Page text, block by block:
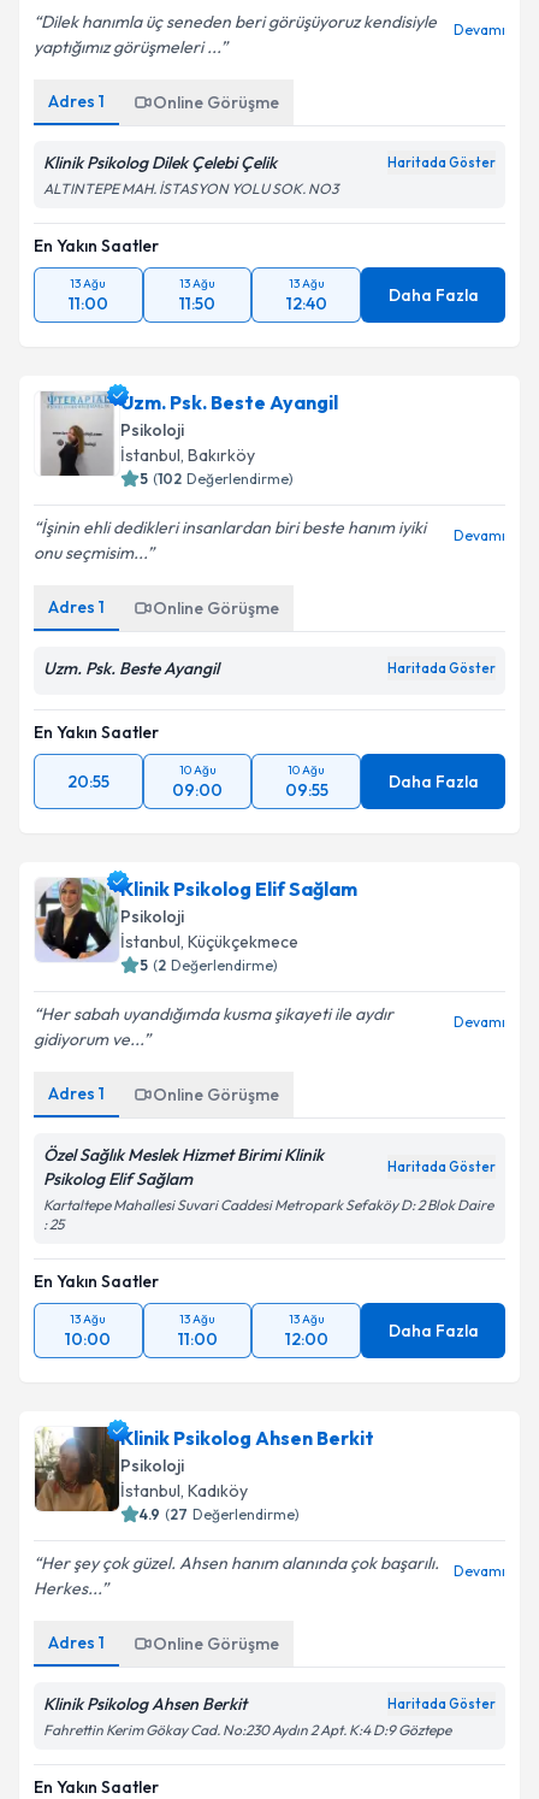
Dilek hanımla üç seneden beri görüşüyoruz kendisiyle
yaptığımız görüşmeleri ...
Devamı
Adres 1 Online Görüşme
Klinik Psikolog Dilek Çelebi Çelik Haritada Göster
ALTINTEPE MAH. İSTASYON YOLU SOK. NO3
En Yakın Saatler
13 Ağu
11:00
13 Ağu
11:50
13 Ağu
12:40 Daha Fazla
Uzm. Psk. Beste Ayangil
Psikoloji
İstanbul, Bakırköy
5 (102 Değerlendirme)
İşinin ehli dedikleri insanlardan biri beste hanım iyiki
onu seçmisim...
Devamı
Adres 1 Online Görüşme
Uzm. Psk. Beste Ayangil Haritada Göster
En Yakın Saatler
20:55
10 Ağu
09:00
10 Ağu
09:55 Daha Fazla
Klinik Psikolog Elif Sağlam
Psikoloji
İstanbul, Küçükçekmece
5 (2 Değerlendirme)
Her sabah uyandığımda kusma şikayeti ile aydır
gidiyorum ve...
Devamı
Adres 1 Online Görüşme
Özel Sağlık Meslek Hizmet Birimi Klinik
Psikolog Elif Sağlam
Haritada Göster
Kartaltepe Mahallesi Suvari Caddesi Metropark Sefaköy D: 2 Blok Daire
: 25
En Yakın Saatler
13 Ağu
10:00
13 Ağu
11:00
13 Ağu
12:00 Daha Fazla
Klinik Psikolog Ahsen Berkit
Psikoloji
İstanbul, Kadıköy
4.9 (27 Değerlendirme)
Her şey çok güzel. Ahsen hanım alanında çok başarılı.
Herkes...
Devamı
Adres 1 Online Görüşme
Klinik Psikolog Ahsen Berkit Haritada Göster
Fahrettin Kerim Gökay Cad. No:230 Aydın 2 Apt. K:4 D:9 Göztepe
En Yakın Saatler